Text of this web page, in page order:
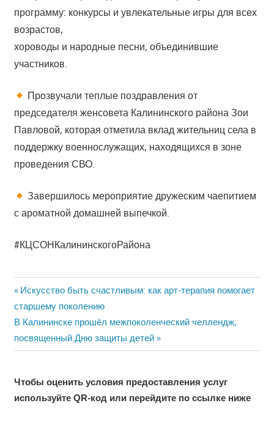
программу: конкурсы и увлекательные игры для всех
возрастов,
хороводы и народные песни, объединившие
участников.
Прозвучали теплые поздравления от
председателя женсовета Калининского района Зои
Павловой, которая отметила вклад жительниц села в
поддержку военнослужащих, находящихся в зоне
проведения СВО.
Завершилось мероприятие дружеским чаепитием
с ароматной домашней выпечкой.
#КЦСОНКалининскогоРайона
Навигация
по
записям
Previous
Post:
Искусство быть счастливым: как арт-терапия помогает
старшему поколению
Next
Post:
В Калининске прошёл межпоколенческий челлендж,
посвященный Дню защиты детей
Чтобы оценить условия предоставления услуг
используйте QR-код или перейдите по ссылке ниже